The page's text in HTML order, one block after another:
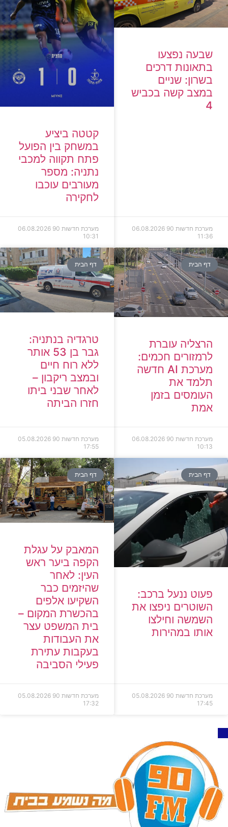
שבעה נפצעו
בתאונות דרכים
בשרון: שניים
במצב קשה בכביש
4
מערכת חדשות 90
06.08.2026
11:36
קטטה ביציע
במשחק בין הפועל
פתח תקווה למכבי
נתניה: מספר
מעורבים עוכבו
לחקירה
מערכת חדשות 90
06.08.2026
10:31
דף הבית
הרצליה עוברת
לרמזורים חכמים:
מערכת AI חדשה
תלמד את
העומסים בזמן
אמת
מערכת חדשות 90
06.08.2026
10:13
דף הבית
טרגדיה בנתניה:
גבר בן 53 אותר
ללא רוח חיים
ובמצב ריקבון –
לאחר שבני ביתו
חזרו הביתה
מערכת חדשות 90
05.08.2026
17:55
דף הבית
פעוט ננעל ברכב:
השוטרים ניפצו את
השמשה וחילצו
אותו במהירות
מערכת חדשות 90
05.08.2026
17:45
דף הבית
המאבק על עגלת
הקפה ביער ראש
העין: לאחר
שהיזמים כבר
השקיעו אלפים
בהכשרת המקום –
בית המשפט עצר
את העבודות
בעקבות עתירת
פעילי הסביבה
מערכת חדשות 90
05.08.2026
17:32